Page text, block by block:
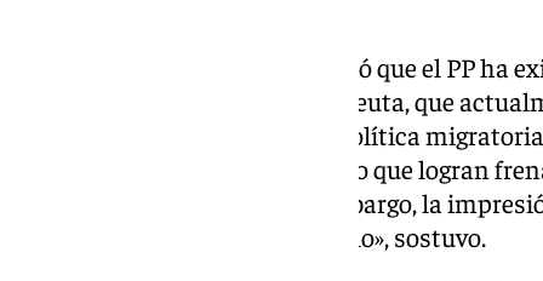
En este contexto, Tellado explicó que el PP ha
significativo» para Canarias y Ceuta, que
colapso debido a la deficiente política
en nuestro entorno comunitario que logran
también puede hacerlo. Sin embargo, la
Gobierno no está dispuesto a ello», sostuvo.